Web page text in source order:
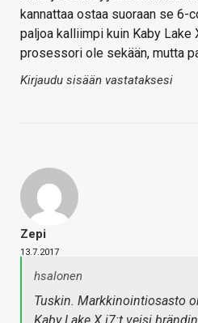
kannattaa ostaa suoraan se 6-
paljoa kalliimpi kuin Kaby Lake
prosessori ole sekään, mutta
Kirjaudu sisään vastataksesi
Zepi
13.7.2017
hsalonen
Tuskin. Markkinointiosasto